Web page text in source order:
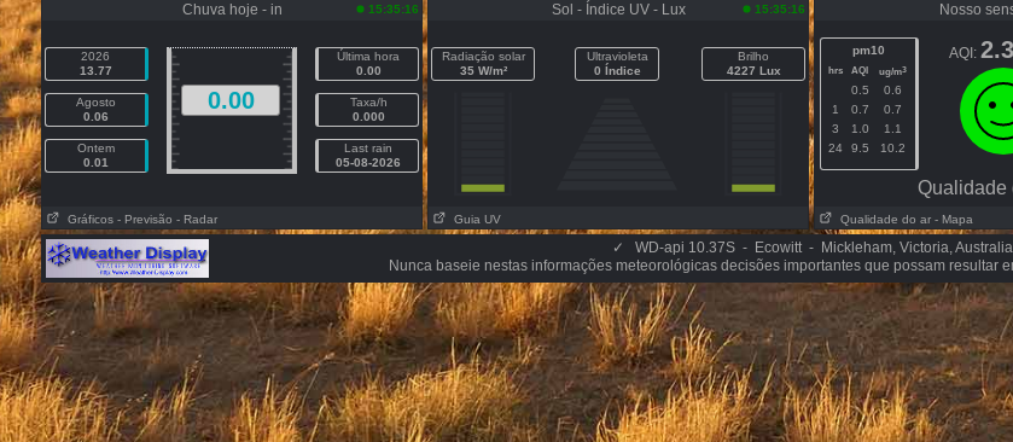
Chuva hoje - in 15:35:16
2026
13.77
Agosto
0.06
Ontem
0.01
0.00
Última hora
0.00
Taxa/h
0.000
Last rain
05-08-2026
Gráficos - Previsão - Radar
Sol - Índice UV - Lux 15:35:16
Radiação solar
35 W/m²
Ultravioleta
0 Índice
Brilho
4227 Lux
Guia UV
Nosso
pm10
hrs AQI ug/m3
0.5
0.6
1
0.7
0.7
3
1.0
1.1
24
9.5 10.2
AQI: 2.3
Qualidade
Qualidade do ar - Mapa
✓
WD-api 10.37S - Ecowitt - Mickleham, Victoria, Australia
Nunca baseie nestas informações meteorológicas decisões importantes que possam resultar